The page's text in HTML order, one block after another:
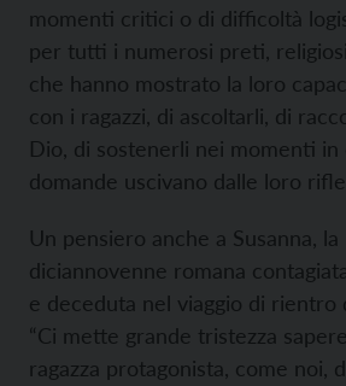
momenti critici o di difficoltà
per tutti i numerosi preti,
che hanno mostrato la loro
con i ragazzi, di ascoltarli, di
Dio, di sostenerli nei momenti in
domande uscivano dalle loro
Un pensiero anche a Susanna, la
diciannovenne romana
e deceduta nel viaggio di rientro
“Ci mette grande tristezza
ragazza protagonista, come noi,